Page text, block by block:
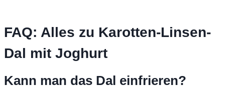
FAQ: Alles zu Karotten-Linsen-
Dal mit Joghurt
Kann man das Dal einfrieren?